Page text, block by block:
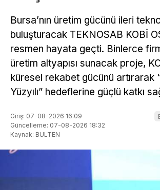
Bursa’nın üretim gücünü ileri
buluşturacak TEKNOSAB KOBİ
resmen hayata geçti. Binlerce
üretim altyapısı sunacak proje,
küresel rekabet gücünü artırarak
Yüzyılı” hedeflerine güçlü katkı
Giriş: 07-08-2026 16:09
Güncelleme: 07-08-2026 18:32
Kaynak: BULTEN